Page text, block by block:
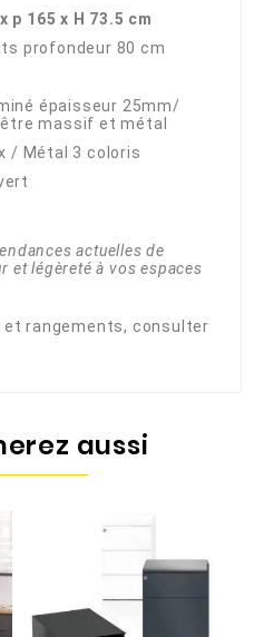
p 165 x H 73.5 cm
profondeur 80 cm
épaisseur 25mm/
massif et métal
/ Métal 3 coloris
actuelles de
et légèreté à vos espaces
rangements, consulter
aussi